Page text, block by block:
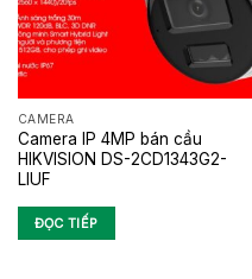
CAMERA
Camera IP 4MP bán cầu
HIKVISION DS-2CD1343G2-
LIUF
ĐỌC TIẾP